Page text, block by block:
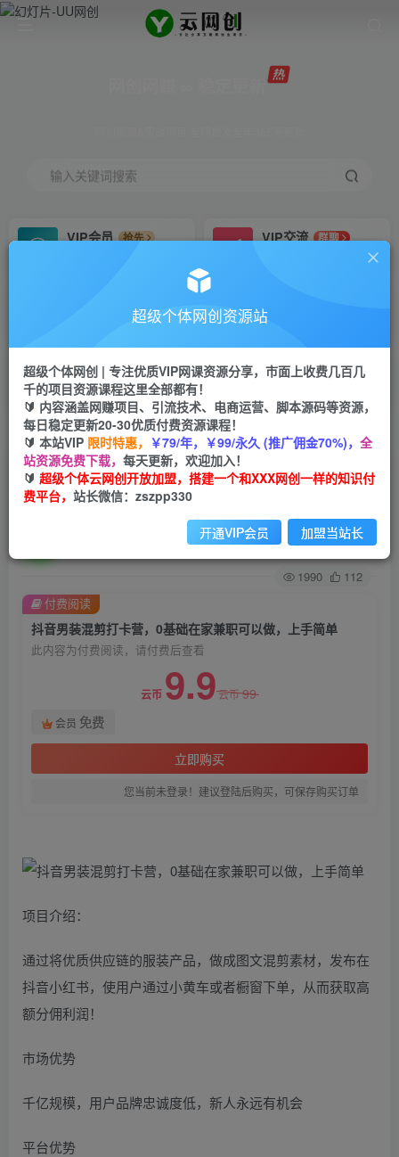
输入关键词搜索
VIP会员
抢先
VIP交流
群聊
研究探讨更多创业项目路子。
会员专属推广链接
招募站长
挂机
项目
脚本卡密
APP下载
GO
首页 创业课程 会员免费 正文
抖音男装混剪打卡营，0基础在家兼职可以做，上
手简单
关注 私信
1990 112
抖音男装混剪打卡营，0基础在家兼职可以做，上手简单
此内容为付费阅读，请付费后查看
云币 9.9云币99
会员 免费
立即购买
您当前未登录！建议登陆后购买，可保存购买订单
付费阅读
项目介绍：
通过将优质供应链的服装产品，做成图文混剪素材，发布在
抖音小红书，使用户通过小黄车或者橱窗下单，从而获取高
额分佣利润！
市场优势
千亿规模，用户品牌忠诚度低，新人永远有机会
平台优势
超级个体网创资源站
超级个体网创 | 专注优质VIP网课资源分享，市面上收费几百几
千的项目资源课程这里全部都有！
🔰 内容涵盖网赚项目、引流技术、电商运营、脚本源码等资源，
每日稳定更新20-30优质付费资源课程！
🔰 本站VIP 限时特惠， ￥79/年，￥99/永久 (推广佣金70%)， 全
站资源免费下载， 每天更新，欢迎加入！
🔰 超级个体云网创开放加盟，搭建一个和XXX网创一样的知识付
费平台， 站长微信：zszpp330
开通VIP会员 加盟当站长